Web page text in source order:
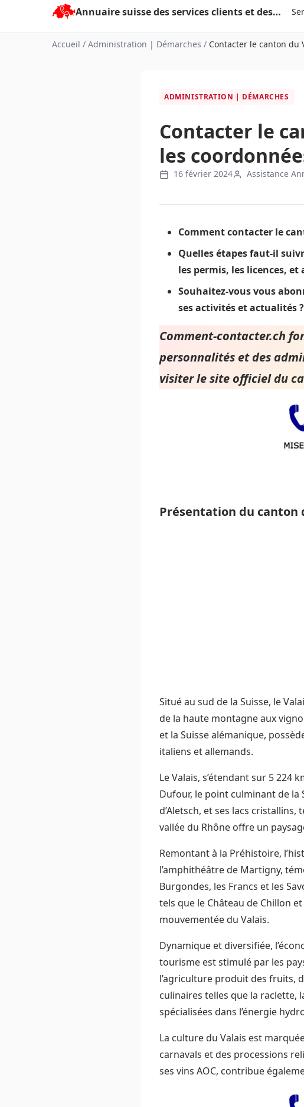
contenu
Annuaire suisse des services clients et des personnalités
Accueil / Administration | Démarches / Contacter le canton du
ADMINISTRATION | DÉMARCHES
Contacter le
les
16 février 2024 Assistance
Comment contacter le
Quelles étapes faut-il
les permis, les licences,
Souhaitez-vous vous
ses activités et actualités ?
Comment-contacter.ch
personnalités et des
visiter le site officiel du
Présentation du canton
Situé au sud de la Suisse, le
de la haute montagne aux
et la Suisse alémanique,
italiens et allemands.
Le Valais, s’étendant sur 5 224
Dufour, le point culminant de la
d’Aletsch, et ses lacs
vallée du Rhône offre un
Remontant à la Préhistoire,
l’amphithéâtre de Martigny,
Burgondes, les Francs et les
tels que le Château de Chillon
mouvementée du Valais.
Dynamique et diversifiée,
tourisme est stimulé par les
l’agriculture produit des fruits,
culinaires telles que la raclette,
spécialisées dans l’énergie
La culture du Valais est
carnavals et des processions
ses vins AOC, contribue